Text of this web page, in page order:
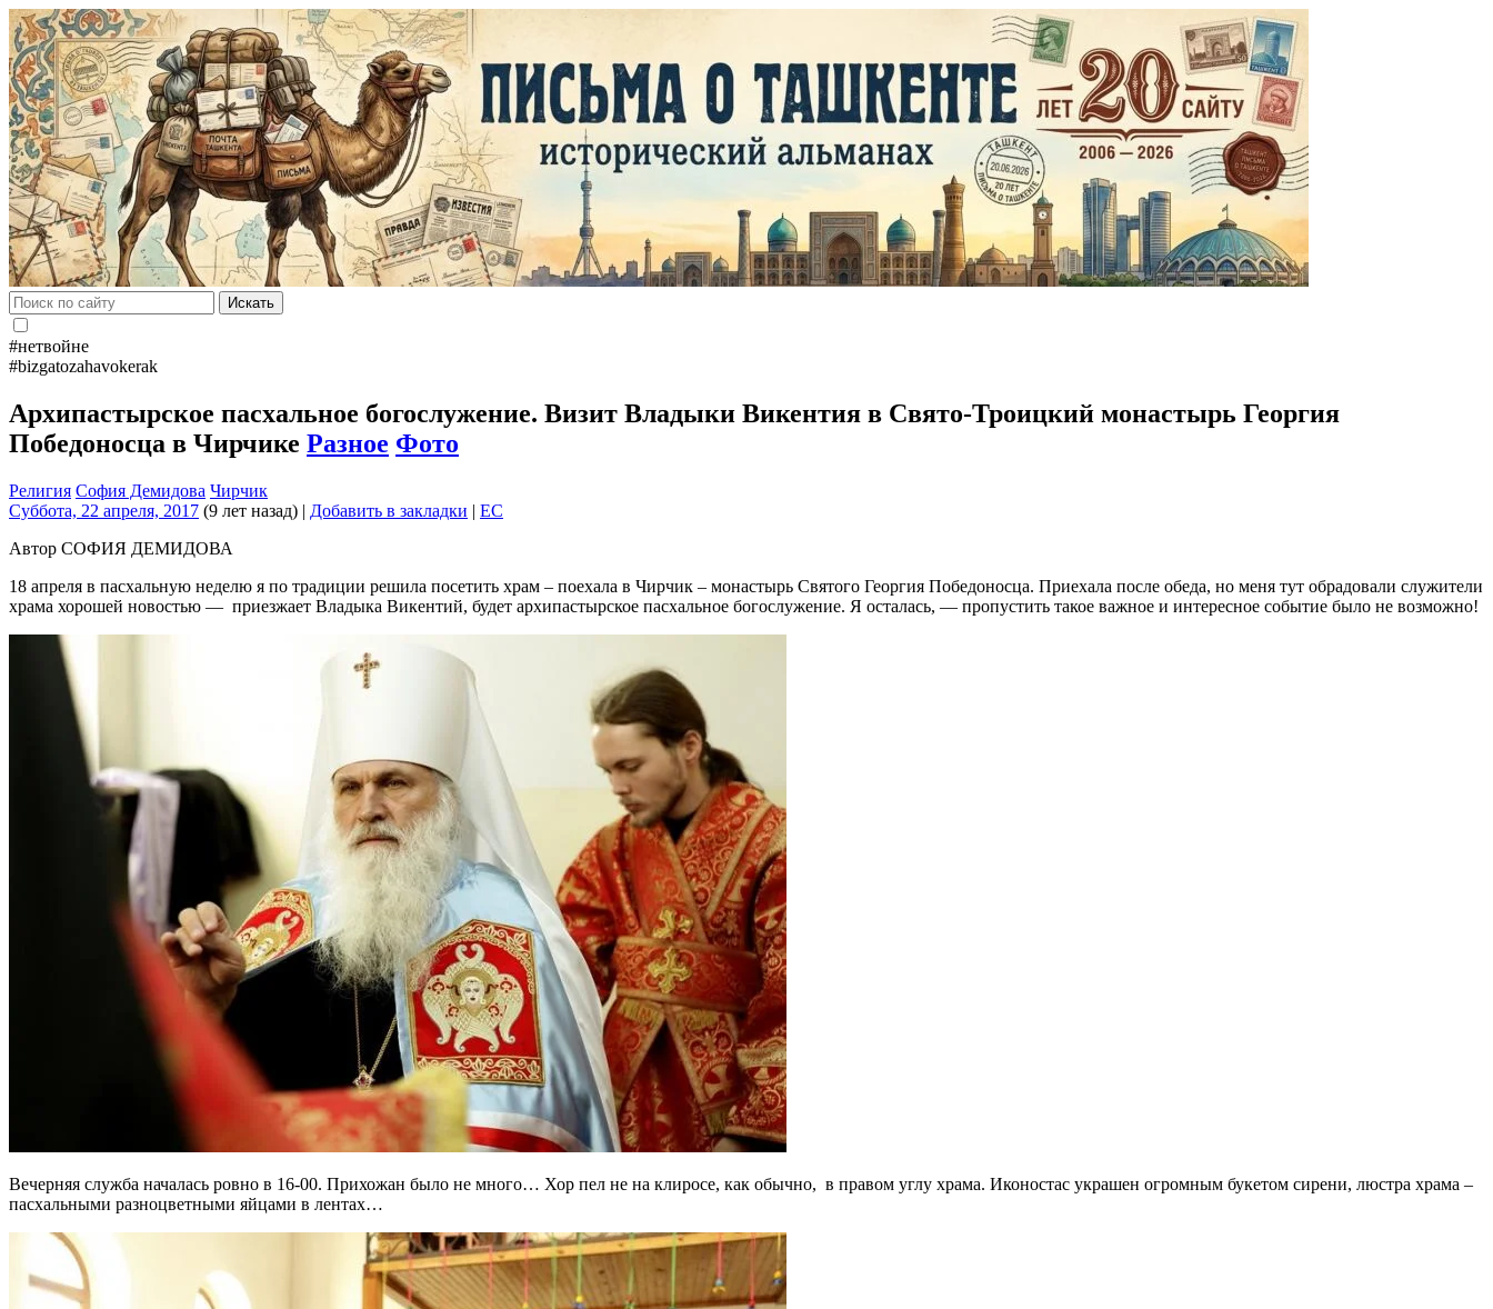
Искать
#нетвойне
#bizgatozahavokerak
Архипастырское пасхальное богослужение. Визит Владыки Викентия в Свято-Троицкий монастырь Георгия
Победоносца в Чирчике Разное Фото
Религия София Демидова Чирчик
Суббота, 22 апреля, 2017 (9 лет назад) | Добавить в закладки | EC
Автор СОФИЯ ДЕМИДОВА
18 апреля в пасхальную неделю я по традиции решила посетить храм – поехала в Чирчик – монастырь Святого Георгия Победоносца. Приехала после обеда, но меня тут обрадовали служители
храма хорошей новостью — приезжает Владыка Викентий, будет архипастырское пасхальное богослужение. Я осталась, — пропустить такое важное и интересное событие было не возможно!
Вечерняя служба началась ровно в 16-00. Прихожан было не много… Хор пел не на клиросе, как обычно, в правом углу храма. Иконостас украшен огромным букетом сирени, люстра храма –
пасхальными разноцветными яйцами в лентах…